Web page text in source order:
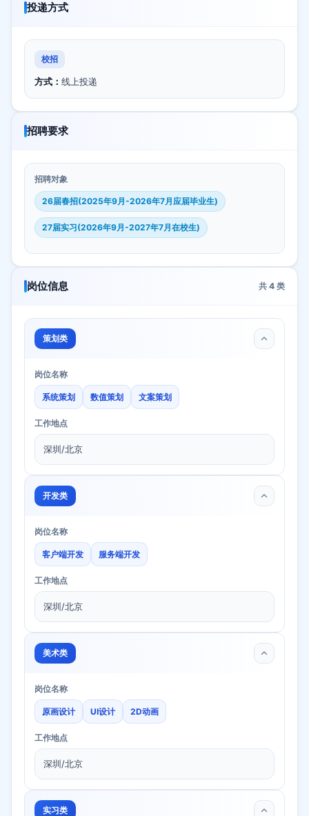
投递方式
校招
方式： 线上投递
招聘要求
招聘对象
26届春招(2025年9月-2026年7月应届毕业生)
27届实习(2026年9月-2027年7月在校生)
岗位信息 共 4 类
策划类
岗位名称
系统策划 数值策划 文案策划
工作地点
深圳/北京
开发类
岗位名称
客户端开发 服务端开发
工作地点
深圳/北京
美术类
岗位名称
原画设计 UI设计 2D动画
工作地点
深圳/北京
实习类